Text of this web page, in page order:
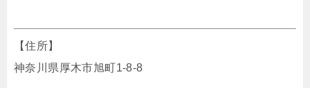
【住所】
神奈川県厚木市旭町1-8-8